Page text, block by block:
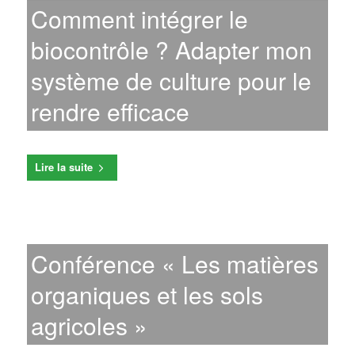
Comment intégrer le
biocontrôle ? Adapter mon
système de culture pour le
rendre efficace
Lire la suite
Conférence « Les matières
organiques et les sols
agricoles »